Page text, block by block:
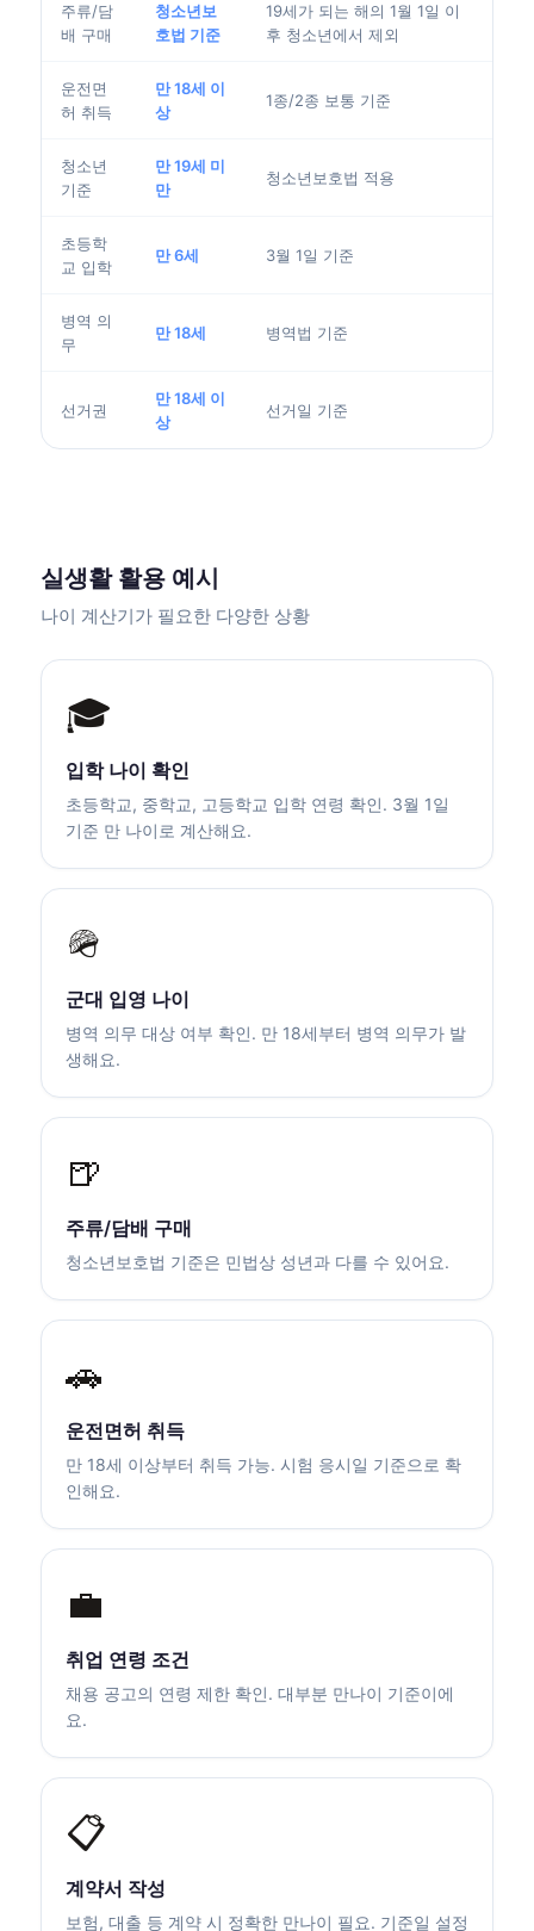
주류/담
배 구매
청소년보
호법 기준
19세가 되는 해의 1월 1일 이
후 청소년에서 제외
운전면
허 취득
만 18세 이
상
1종/2종 보통 기준
청소년
기준
만 19세 미
만
청소년보호법 적용
초등학
교 입학
만 6세 3월 1일 기준
병역 의
무
만 18세 병역법 기준
선거권
만 18세 이
상
선거일 기준
실생활 활용 예시
나이 계산기가 필요한 다양한 상황
🎓
입학 나이 확인
초등학교, 중학교, 고등학교 입학 연령 확인. 3월 1일
기준 만 나이로 계산해요.
🪖
군대 입영 나이
병역 의무 대상 여부 확인. 만 18세부터 병역 의무가 발
생해요.
🍺
주류/담배 구매
청소년보호법 기준은 민법상 성년과 다를 수 있어요.
🚗
운전면허 취득
만 18세 이상부터 취득 가능. 시험 응시일 기준으로 확
인해요.
💼
취업 연령 조건
채용 공고의 연령 제한 확인. 대부분 만나이 기준이에
요.
📋
계약서 작성
보험, 대출 등 계약 시 정확한 만나이 필요. 기준일 설정